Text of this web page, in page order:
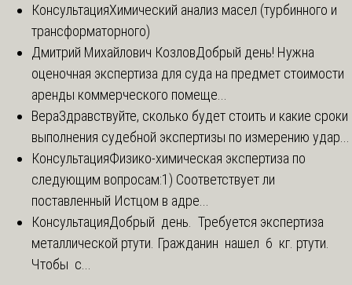
КонсультацияХимический анализ масел (турбинного и
трансформаторного)
Дмитрий Михайлович КозловДобрый день! Нужна
оценочная экспертиза для суда на предмет стоимости
аренды коммерческого помеще...
ВераЗдравствуйте, сколько будет стоить и какие сроки
выполнения судебной экспертизы по измерению удар...
КонсультацияФизико-химическая экспертиза по
следующим вопросам:1) Соответствует ли
поставленный Истцом в адре...
КонсультацияДобрый день. Требуется экспертиза
металлической ртути. Гражданин нашел 6 кг. ртути.
Чтобы с...